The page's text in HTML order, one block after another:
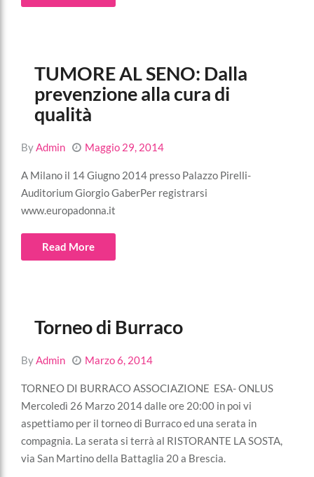
TUMORE AL SENO: Dalla
prevenzione alla cura di
qualità
ByAdmin Maggio 29, 2014
A Milano il 14 Giugno 2014 presso Palazzo Pirelli-
Auditorium Giorgio GaberPer registrarsi
www.europadonna.it
Read More
Torneo di Burraco
ByAdmin Marzo 6, 2014
TORNEO DI BURRACO ASSOCIAZIONE ESA- ONLUS
Mercoledì 26 Marzo 2014 dalle ore 20:00 in poi vi
aspettiamo per il torneo di Burraco ed una serata in
compagnia. La serata si terrà al RISTORANTE LA SOSTA,
via San Martino della Battaglia 20 a Brescia.